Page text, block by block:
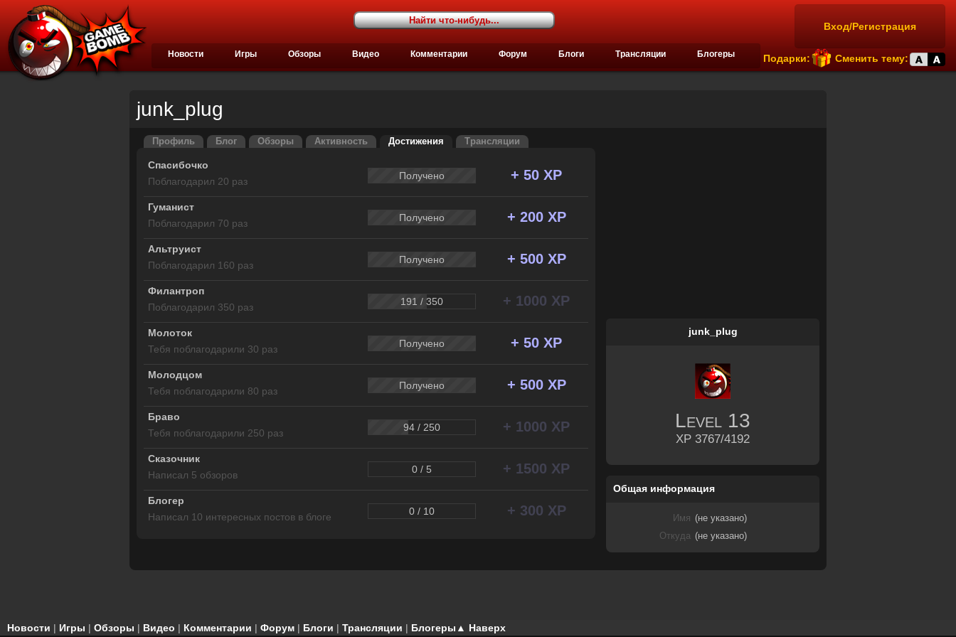
Вход/Регистрация
Подарки: Сменить тему:
Новости Игры Обзоры Видео Комментарии Форум Блоги Трансляции Блогеры
junk_plug
Профиль Блог Обзоры Активность Достижения Трансляции
Спасибочко
Поблагодарил 20 раз
Получено + 50 XP
Гуманист
Поблагодарил 70 раз
Получено + 200 XP
Альтруист
Поблагодарил 160 раз
Получено + 500 XP
Филантроп
Поблагодарил 350 раз
191 / 350 + 1000 XP
Молоток
Тебя поблагодарили 30 раз
Получено + 50 XP
Молодцом
Тебя поблагодарили 80 раз
Получено + 500 XP
Браво
Тебя поблагодарили 250 раз
94 / 250 + 1000 XP
Сказочник
Написал 5 обзоров
0 / 5 + 1500 XP
Блогер
Написал 10 интересных постов в блоге
0 / 10 + 300 XP
junk_plug
Level 13
XP 3767/4192
Общая информация
Имя (не указано)
Откуда (не указано)
▲ Наверх
Новости | Игры | Обзоры | Видео | Комментарии | Форум | Блоги | Трансляции | Блогеры